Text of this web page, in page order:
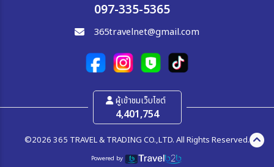
097-335-5365
365travelnet@gmail.com
ผู้เข้าชมเว็บไซต์
4,401,754
©2026 365 TRAVEL & TRADING CO.,LTD. All Rights Reserved.
Powered by